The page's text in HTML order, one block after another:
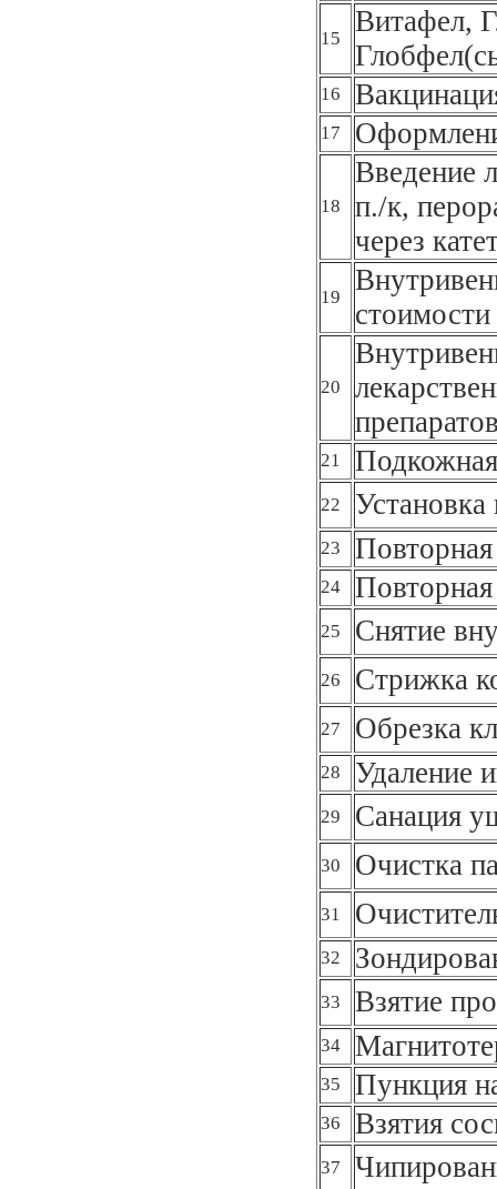
15
Витафел,
16
17
18
Введение
п./к,
через
19
20
21
22 Установка
23
24
25 Снятие
26 Стрижка
27 Обрезка
28 Удаление
29 Санация
30 Очистка
31
32
33 Взятие
34
35 Пункция
36 Взятия
37